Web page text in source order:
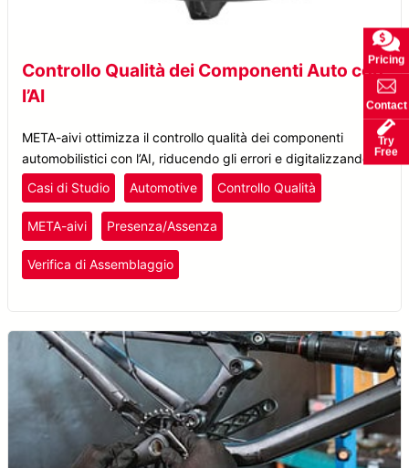
Controllo Qualità dei Componenti Auto con
l’AI
META-aivi ottimizza il controllo qualità dei componenti
automobilistici con l’AI, riducendo gli errori e digitalizzando il
processo per un’efficienza senza precedenti.
Casi di Studio Automotive Controllo Qualità
META-aivi Presenza/Assenza
Verifica di Assemblaggio
Pricing
Contact
Try
Free